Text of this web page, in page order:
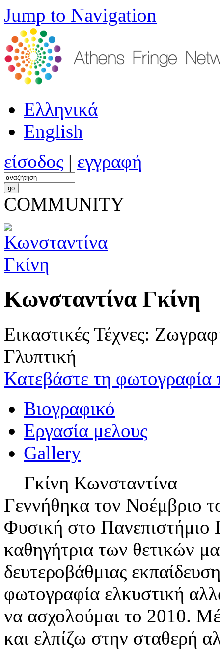
Jump to Navigation
Ελληνικά
English
είσοδος | εγγραφή
COMMUNITY
Κωνσταντίνα Γκίνη
Εικαστικές Τέχνες:
Γλυπτική
Κατεβάστε τη φωτογραφία
Βιογραφικό
Εργασία μελους
Gallery
Γκίνη Κωνσταντίνα
Γεννήθηκα τον Νοέμβριο
Φυσική στο Πανεπιστήμιο
καθηγήτρια των θετικών
δευτεροβάθμιας
φωτογραφία ελκυστική
να ασχολούμαι το 2010.
και ελπίζω στην σταθερή